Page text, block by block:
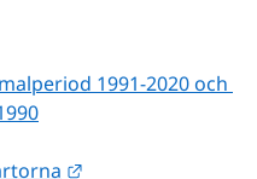
1991-2020 och